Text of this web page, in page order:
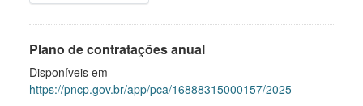
Plano de contratações anual
Disponíveis em
https://pncp.gov.br/app/pca/16888315000157/2025